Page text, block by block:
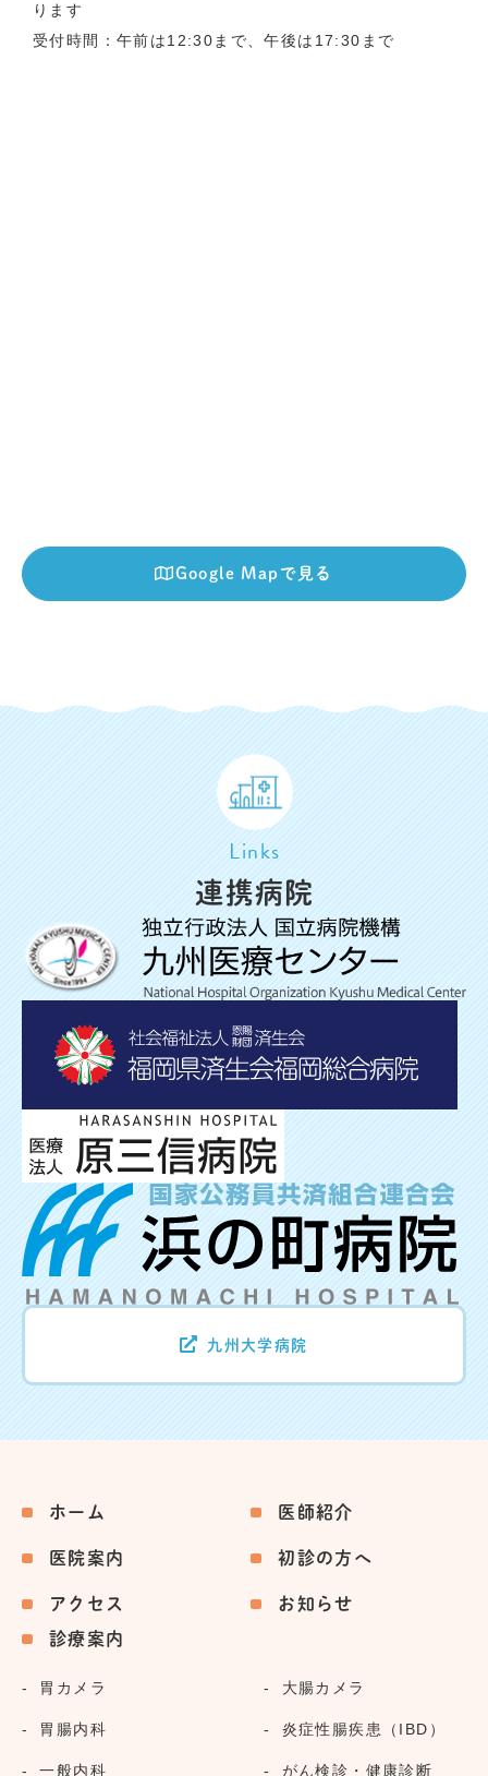
ります
受付時間：午前は12:30まで、午後は17:30まで
Google Mapで見る
Links
連携病院
九州大学病院
ホーム 医師紹介
医院案内 初診の方へ
アクセス
お知らせ
診療案内
胃カメラ 大腸カメラ
胃腸内科 炎症性腸疾患（IBD）
一般内科 がん検診・健康診断